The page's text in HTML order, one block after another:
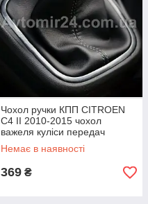
Чохол ручки КПП CITROEN
C4 II 2010-2015 чохол
важеля куліси передач
Сітроен С4 з 2010
Немає в наявності
369 ₴